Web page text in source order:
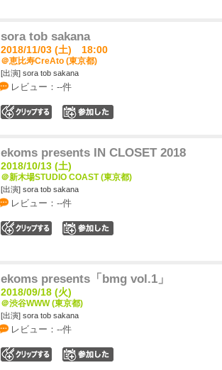
sora tob sakana
2018/11/03 (土) 18:00
＠恵比寿CreAto (東京都)
[出演] sora tob sakana
レビュー：--件
ekoms presents IN CLOSET 2018
2018/10/13 (土)
＠新木場STUDIO COAST (東京都)
[出演] sora tob sakana
レビュー：--件
ekoms presents「bmg vol.1」
2018/09/18 (火)
＠渋谷WWW (東京都)
[出演] sora tob sakana
レビュー：--件